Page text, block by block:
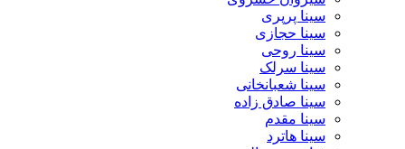
سینا پرپری
سینا حجازی
سینا روحی
سینا سرلک
سینا شعبانخانی
سینا صادق زاده
سینا مقدم
سینا هاترد